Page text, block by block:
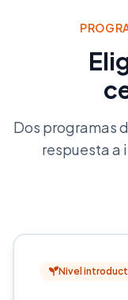
Dos programas
respuesta a
Nivel